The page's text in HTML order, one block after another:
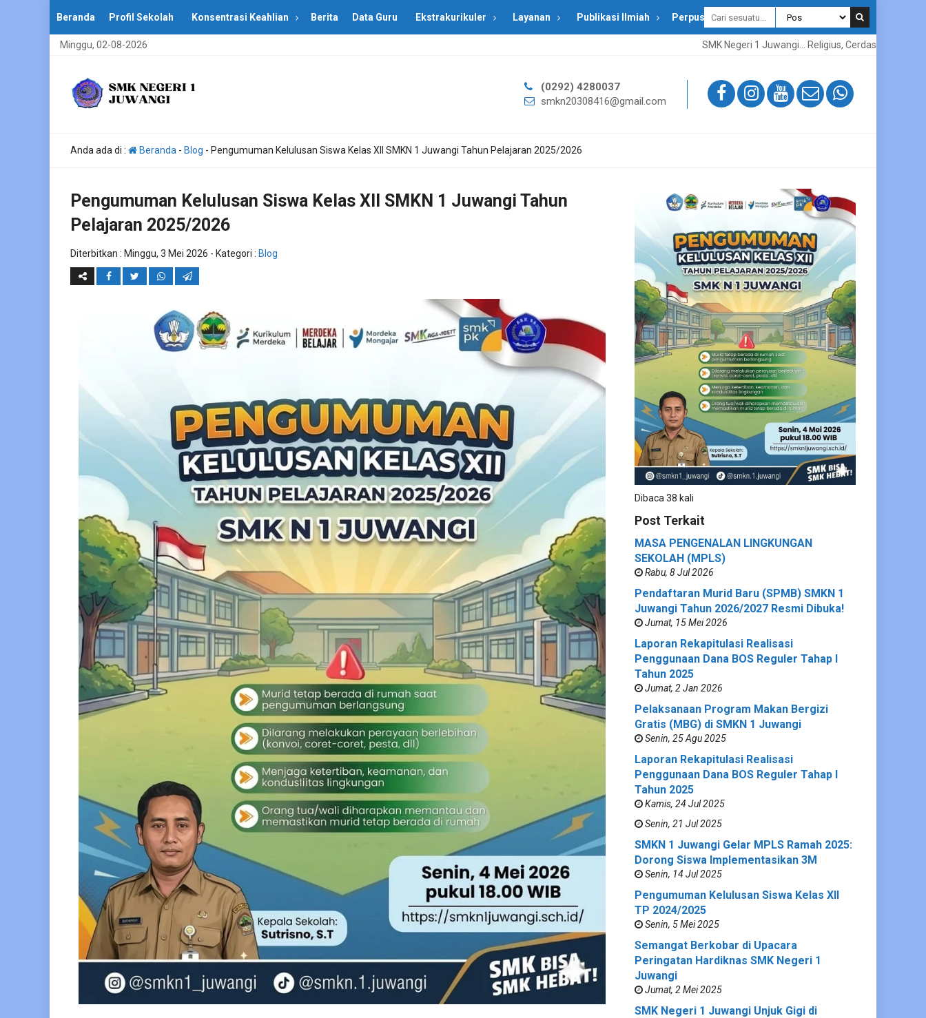
Beranda Profil Sekolah Konsentrasi Keahlian Berita Data Guru Ekstrakurikuler Layanan Publikasi Ilmiah Perpustakaan
Minggu, 02-08-2026 SMK Negeri 1 Juwangi... Religius, Cerdas, Kreatif, Inovatif,
(0292) 4280037
smkn20308416@gmail.com
Anda ada di : Beranda - Blog - Pengumuman Kelulusan Siswa Kelas XII SMKN 1 Juwangi Tahun Pelajaran 2025/2026
Pengumuman Kelulusan Siswa Kelas XII SMKN 1 Juwangi Tahun
Pelajaran 2025/2026
Diterbitkan : Minggu, 3 Mei 2026 - Kategori : Blog
Dibaca 38 kali
Post Terkait
MASA PENGENALAN LINGKUNGAN
SEKOLAH (MPLS)
Rabu, 8 Jul 2026
Pendaftaran Murid Baru (SPMB) SMKN 1
Juwangi Tahun 2026/2027 Resmi Dibuka!
Jumat, 15 Mei 2026
Laporan Rekapitulasi Realisasi
Penggunaan Dana BOS Reguler Tahap I
Tahun 2025
Jumat, 2 Jan 2026
Pelaksanaan Program Makan Bergizi
Gratis (MBG) di SMKN 1 Juwangi
Senin, 25 Agu 2025
Laporan Rekapitulasi Realisasi
Penggunaan Dana BOS Reguler Tahap I
Tahun 2025
Kamis, 24 Jul 2025
Senin, 21 Jul 2025
SMKN 1 Juwangi Gelar MPLS Ramah 2025:
Dorong Siswa Implementasikan 3M
Senin, 14 Jul 2025
Pengumuman Kelulusan Siswa Kelas XII
TP 2024/2025
Senin, 5 Mei 2025
Semangat Berkobar di Upacara
Peringatan Hardiknas SMK Negeri 1
Juwangi
Jumat, 2 Mei 2025
SMK Negeri 1 Juwangi Unjuk Gigi di